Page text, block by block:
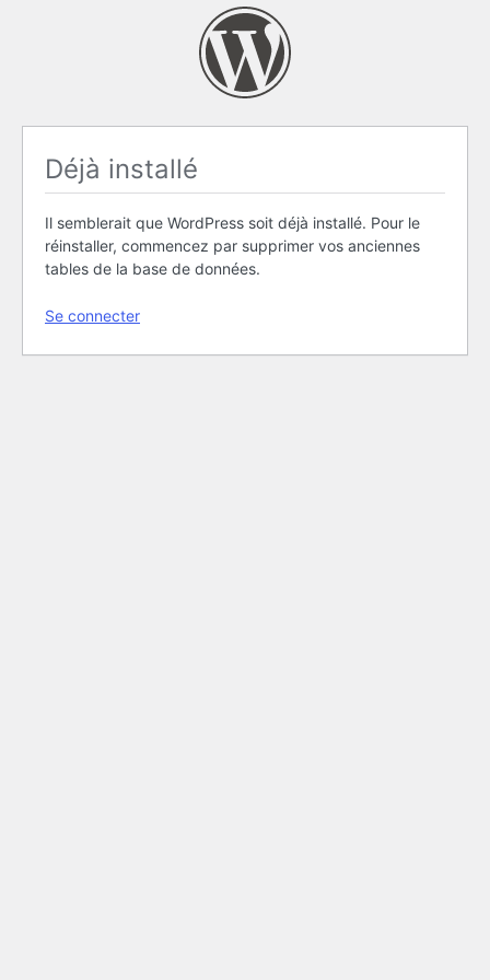
Déjà installé
Il semblerait que WordPress soit déjà installé. Pour le
réinstaller, commencez par supprimer vos anciennes
tables de la base de données.
Se connecter